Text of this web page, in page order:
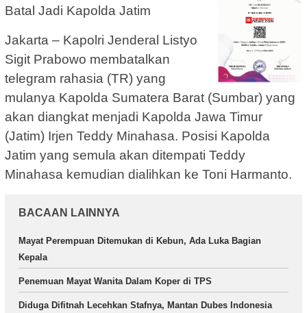
Batal Jadi Kapolda Jatim
Jakarta – Kapolri Jenderal Listyo
Sigit Prabowo membatalkan
telegram rahasia (TR) yang
mulanya Kapolda Sumatera Barat (Sumbar) yang
akan diangkat menjadi Kapolda Jawa Timur
(Jatim) Irjen Teddy Minahasa. Posisi Kapolda
Jatim yang semula akan ditempati Teddy
Minahasa kemudian dialihkan ke Toni Harmanto.
BACAAN LAINNYA
Mayat Perempuan Ditemukan di Kebun, Ada Luka Bagian
Kepala
Penemuan Mayat Wanita Dalam Koper di TPS
Diduga Difitnah Lecehkan Stafnya, Mantan Dubes Indonesia